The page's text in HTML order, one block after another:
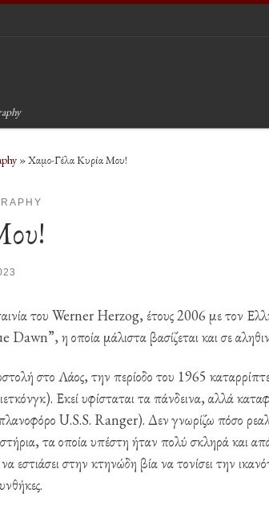
»Χαμο-Γέλα Κυρία Μου!
του Werner Herzog, έτους 2006 με τον
η οποία μάλιστα βασίζεται και σε
στο Λάος, την περίοδο του 1965
Εκεί υφίσταται τα πάνδεινα, αλλά
U.S.S. Ranger). Δεν γνωρίζω πόσο
τα οποία υπέστη ήταν πολύ σκληρά και
εστιάσει στην κτηνώδη βία να τονίσει την